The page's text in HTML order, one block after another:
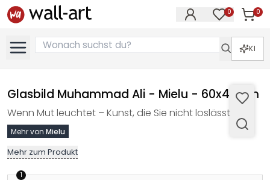
0 0
KI
Glasbild Muhammad Ali - Mielu - 60x40 cm
Wenn Mut leuchtet – Kunst, die Sie nicht loslässt.
Mehr von Mielu
Mehr zum Produkt
1